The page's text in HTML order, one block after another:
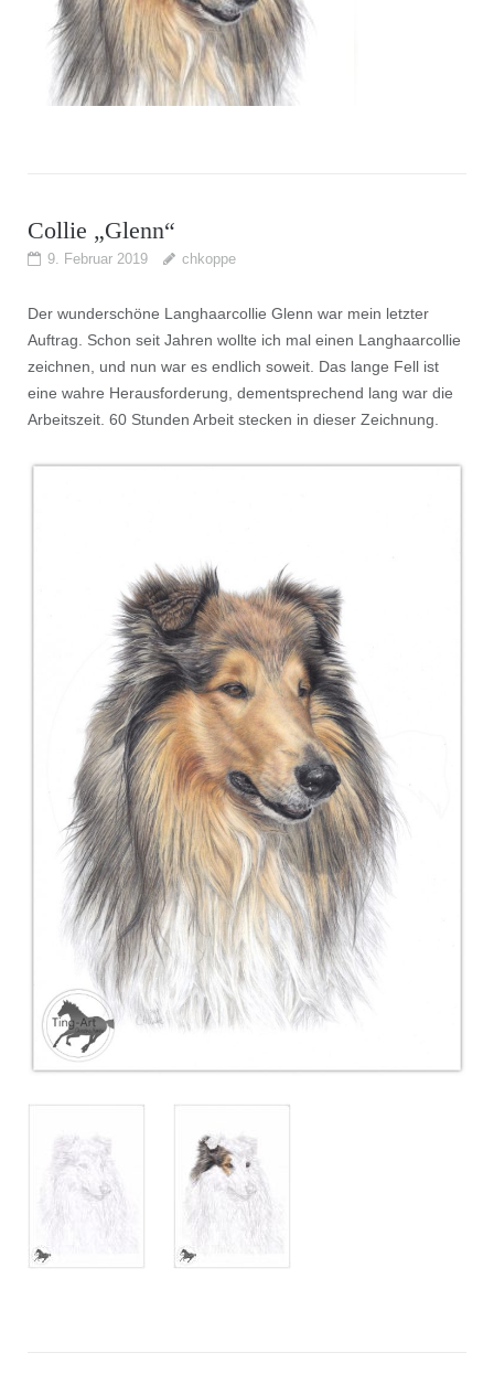
Collie „Glenn“
9. Februar 2019 chkoppe
Der wunderschöne Langhaarcollie Glenn war mein letzter
Auftrag. Schon seit Jahren wollte ich mal einen Langhaarcollie
zeichnen, und nun war es endlich soweit. Das lange Fell ist
eine wahre Herausforderung, dementsprechend lang war die
Arbeitszeit. 60 Stunden Arbeit stecken in dieser Zeichnung.